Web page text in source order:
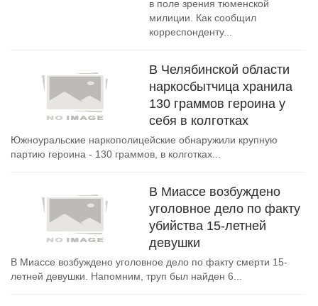
в поле зрения тюменской
милиции. Как сообщил
корреспонденту...
В Челябинской области
наркосбытчица хранила
130 граммов героина у
себя в колготках
Южноуральские наркополицейские обнаружили крупную
партию героина - 130 граммов, в колготках...
В Миассе возбуждено
уголовное дело по факту
убийства 15-летней
девушки
В Миассе возбуждено уголовное дело по факту смерти 15-
летней девушки. Напомним, труп был найден 6...